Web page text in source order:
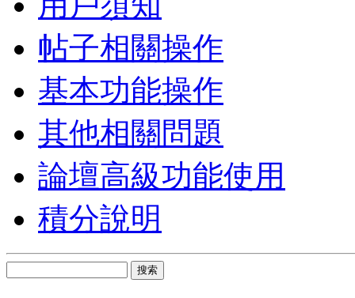
帖子相關操作
基本功能操作
其他相關問題
論壇高級功能使用
積分說明
搜索